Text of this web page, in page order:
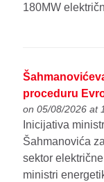
180MW
proceduru
on 05/08/2026 at
Inicijativa
Šahmanovića
sektor
ministri